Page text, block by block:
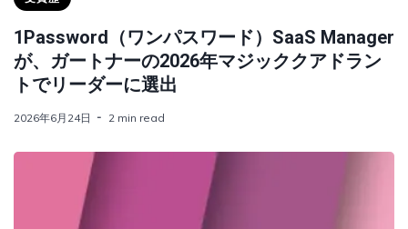
1Password（ワンパスワード）SaaS Manager
が、ガートナーの2026年マジッククアドラン
トでリーダーに選出
2026年6月24日 2 min read